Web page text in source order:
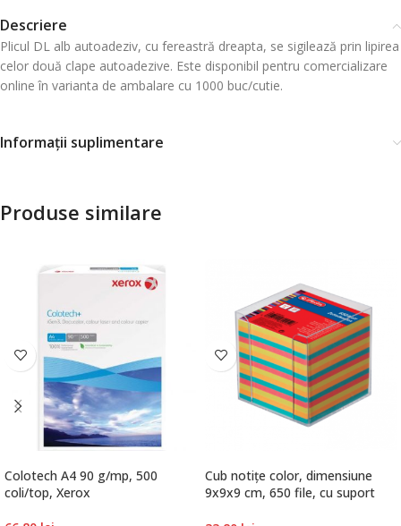
Descriere
Plicul DL alb autoadeziv, cu fereastră dreapta, se sigilează prin lipirea
celor două clape autoadezive. Este disponibil pentru comercializare
online în varianta de ambalare cu 1000 buc/cutie.
Informații suplimentare
Produse similare
Colotech A4 90 g/mp, 500
coli/top, Xerox
Cub notițe color, dimensiune
9x9x9 cm, 650 file, cu suport